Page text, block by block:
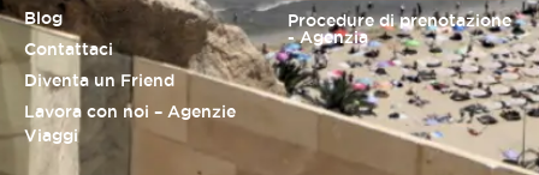
Blog
Contattaci
Diventa un Friend
Lavora con noi – Agenzie
Viaggi
Procedure di prenotazione
- Agenzia